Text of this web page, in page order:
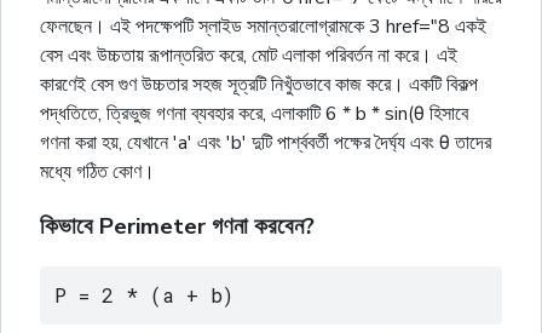
ফেলছেন। এই পদক্ষেপটি স্লাইড সমান্তরালোগ্রামকে 3 href="8 একই
বেস এবং উচ্চতায় রূপান্তরিত করে, মোট এলাকা পরিবর্তন না করে। এই
কারণেই বেস গুণ উচ্চতার সহজ সূত্রটি নিখুঁতভাবে কাজ করে। একটি বিকল্প
পদ্ধতিতে, ত্রিভুজ গণনা ব্যবহার করে, এলাকাটি 6 * b * sin(θ হিসাবে
গণনা করা হয়, যেখানে 'a' এবং 'b' দুটি পার্শ্ববর্তী পক্ষের দৈর্ঘ্য এবং θ তাদের
মধ্যে গঠিত কোণ।
কিভাবে Perimeter গণনা করবেন?
P = 2 * (a + b)